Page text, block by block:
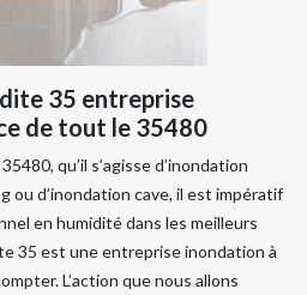
35 entreprise
de tout le 35480
qu’il s’agisse d’inondation
ou d’inondation cave, il est impératif
en humidité dans les meilleurs
35 est une entreprise inondation à
L’action que nous allons